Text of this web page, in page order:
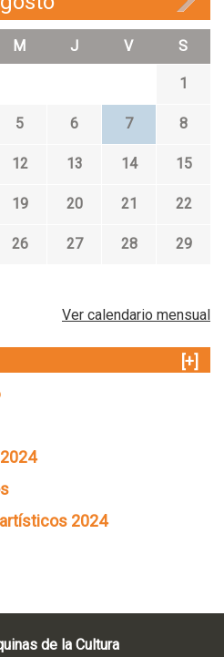
M J V S
1
5 6 7 8
12 13 14 15
19 20 21 22
26 27 28 29
Ver calendario mensual
[+]
2024
de la Cultura